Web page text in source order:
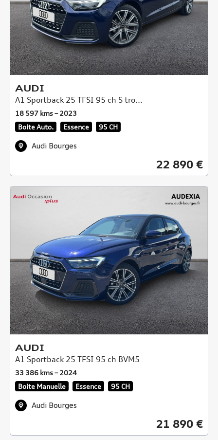
AUDI
A1 Sportback 25 TFSI 95 ch S tro...
18 597 kms – 2023
Boite Auto.
Essence 95 CH
Audi Bourges
22 890 €
AUDI
A1 Sportback 25 TFSI 95 ch BVM5
33 386 kms – 2024
Boite Manuelle
Essence 95 CH
Audi Bourges
21 890 €